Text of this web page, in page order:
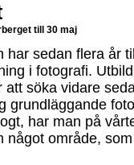
till 30 maj
har sedan flera år
i fotografi.
söka vidare
grundläggande
har man på
något område,